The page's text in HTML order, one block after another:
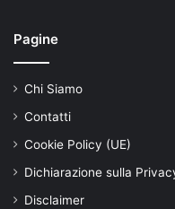
Pagine
Chi Siamo
Contatti
Cookie Policy (UE)
Dichiarazione sulla
Disclaimer